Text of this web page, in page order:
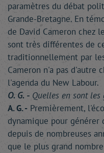
paramètres du débat
Grande-Bretagne. En
de David Cameron chez
sont très différentes de
traditionnellement par
Cameron n'a pas d'autre
l'agenda du New Labour.
O. G. - Quelles en sont les
A. G. - Premièrement,
dynamique pour générer
depuis de nombreuses
que le plus grand